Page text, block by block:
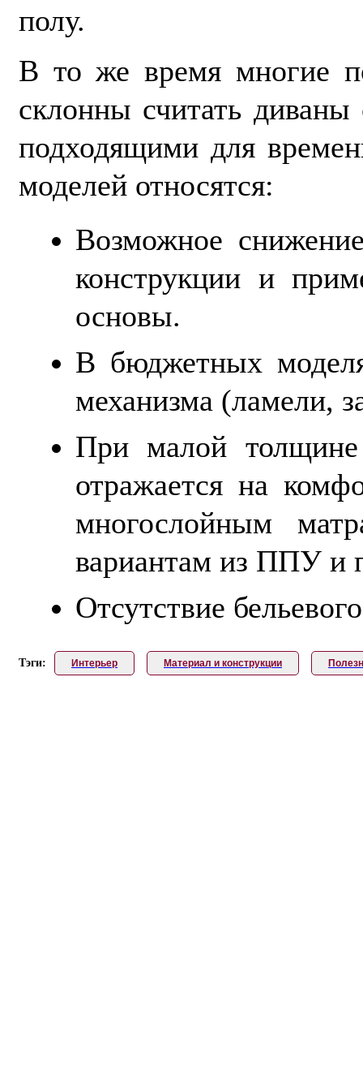
полу.
В то же время многие
склонны считать
подходящими для
моделей относятся:
Возможное
конструкции и
основы.
В бюджетных
механизма (ламели,
При малой толщине
отражается на
многослойным
вариантам из ППУ и
Отсутствие
Тэги: Интерьер Материал и конструкции